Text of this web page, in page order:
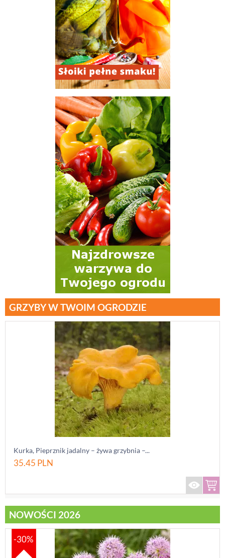
GRZYBY W TWOIM OGRODZIE
Kurka, Pieprznik jadalny – żywa grzybnia –...
35.45 PLN
NOWOŚCI 2026
-30%